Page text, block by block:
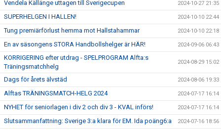
Vendela Källänge uttagen till Sverigecupen 2024-10-27 21:35
SUPERHELGEN I HALLEN! 2024-10-10 22:44
Tung premiärförlust hemma mot Hallstahammar 2024-10-10 22:18
En av säsongens STORA Handbollshelger är HÄR! 2024-09-06 06:43
KORRIGERING efter utdrag - SPELPROGRAM Alfta:s
Träningsmatchhelg
2024-08-29 15:02
Dags för årets älvstäd 2024-08-06 19:33
Alftas TRÄNINGSMATCH-HELG 2024 2024-07-17 16:14
NYHET för seniorlagen i div 2 och div 3 - KVAL införs! 2024-07-17 16:14
Slutsammanfattning: Sverige 3:a klara för EM. Ida poäng6:a 2024-07-16 18:56